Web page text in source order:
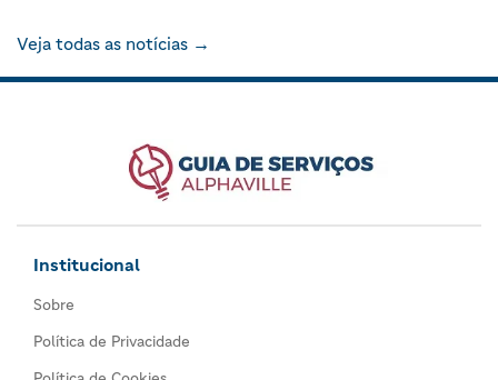
Veja todas as notícias →
Institucional
Sobre
Política de Privacidade